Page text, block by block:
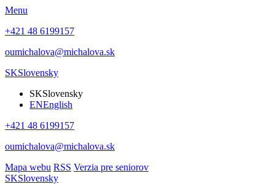
Menu
+421 48 6199157
oumichalova@michalova.sk
SKSlovensky
SKSlovensky
ENEnglish
+421 48 6199157
oumichalova@michalova.sk
Mapa webu RSS Verzia pre seniorov
SKSlovensky